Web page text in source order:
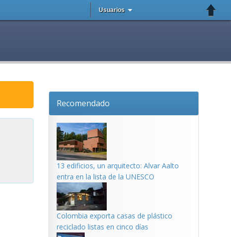
Usuarios
Recomendado
13 edificios, un arquitecto: Alvar Aalto
entra en la lista de la UNESCO
Colombia exporta casas de plástico
reciclado listas en cinco días